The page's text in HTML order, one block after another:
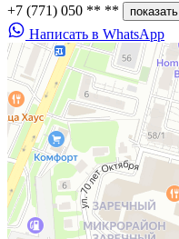
+7 (771) 050 ** ** показать
Написать в WhatsApp